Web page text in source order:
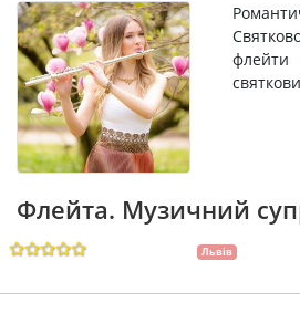
Флейта. Музичний
Львів